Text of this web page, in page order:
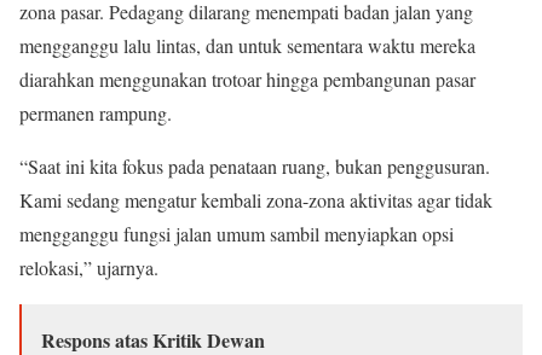
zona pasar. Pedagang dilarang menempati badan jalan yang
mengganggu lalu lintas, dan untuk sementara waktu mereka
diarahkan menggunakan trotoar hingga pembangunan pasar
permanen rampung.
“Saat ini kita fokus pada penataan ruang, bukan penggusuran.
Kami sedang mengatur kembali zona-zona aktivitas agar tidak
mengganggu fungsi jalan umum sambil menyiapkan opsi
relokasi,” ujarnya.
Respons atas Kritik Dewan